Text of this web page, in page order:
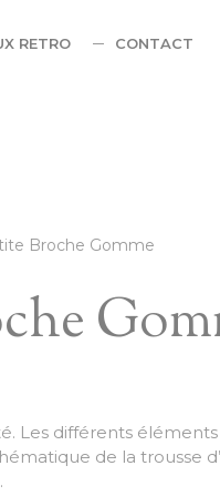
RETRO CONTACT
Broche Gomme
Les différents
de la trousse